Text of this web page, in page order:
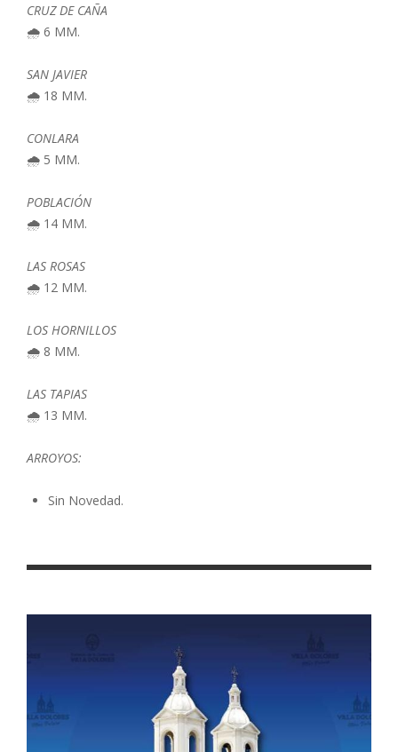
CRUZ DE CAÑA
🌧️ 6 MM.
SAN JAVIER
🌧️ 18 MM.
CONLARA
🌧️ 5 MM.
POBLACIÓN
🌧️ 14 MM.
LAS ROSAS
🌧️ 12 MM.
LOS HORNILLOS
🌧️ 8 MM.
LAS TAPIAS
🌧️ 13 MM.
ARROYOS:
Sin Novedad.